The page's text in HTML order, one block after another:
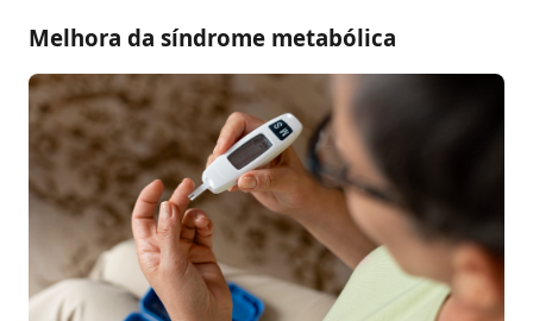
Melhora da síndrome metabólica